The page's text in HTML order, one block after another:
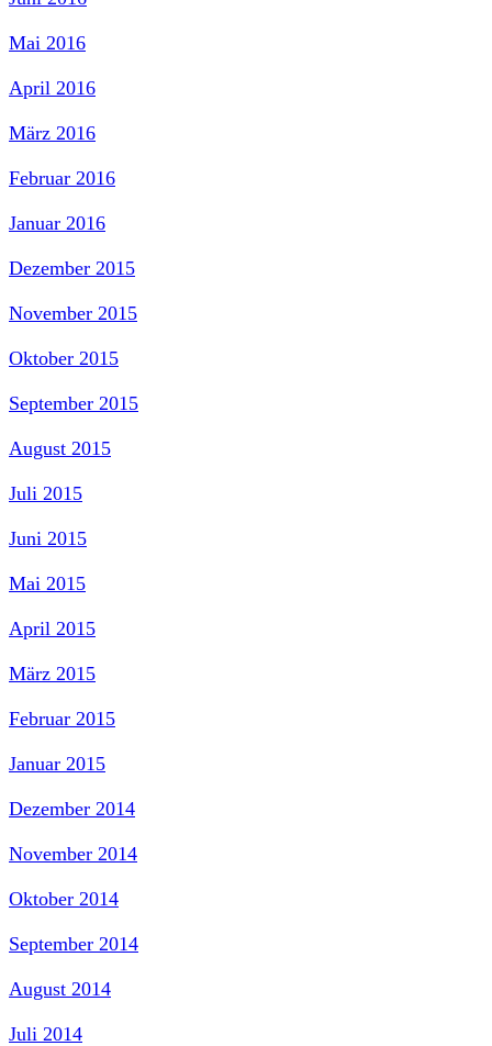
Mai 2016
April 2016
März 2016
Februar 2016
Januar 2016
Dezember 2015
November 2015
Oktober 2015
September 2015
August 2015
Juli 2015
Juni 2015
Mai 2015
April 2015
März 2015
Februar 2015
Januar 2015
Dezember 2014
November 2014
Oktober 2014
September 2014
August 2014
Juli 2014